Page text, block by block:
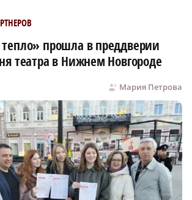
прошла в преддверии
театра в Нижнем Новгороде
Мария Петрова